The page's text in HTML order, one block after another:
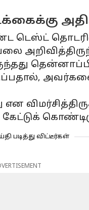
டெஸ்ட்
அவர்களை
படித்து விட்டீர்கள்